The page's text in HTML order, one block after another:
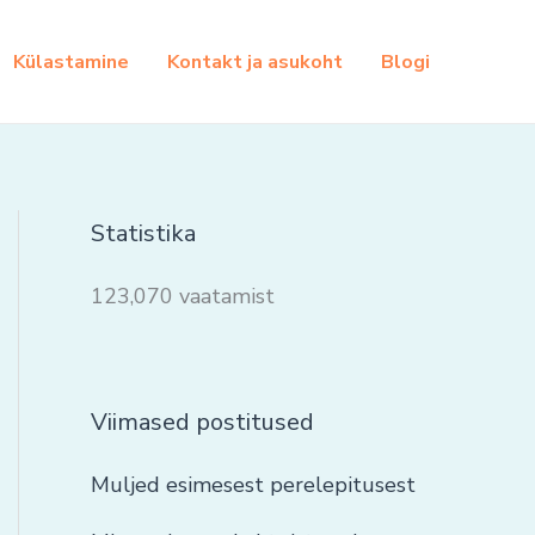
Külastamine Kontakt ja asukoht Blogi
Statistika
123,070 vaatamist
Viimased postitused
Muljed esimesest perelepitusest